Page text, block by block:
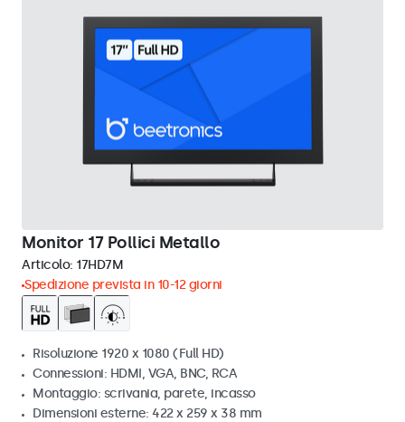
Monitor 17 Pollici Metallo
Articolo: 17HD7M
Spedizione prevista in 10-12 giorni
Risoluzione 1920 x 1080 (Full HD)
Connessioni: HDMI, VGA, BNC, RCA
Montaggio: scrivania, parete, incasso
Dimensioni esterne: 422 x 259 x 38 mm